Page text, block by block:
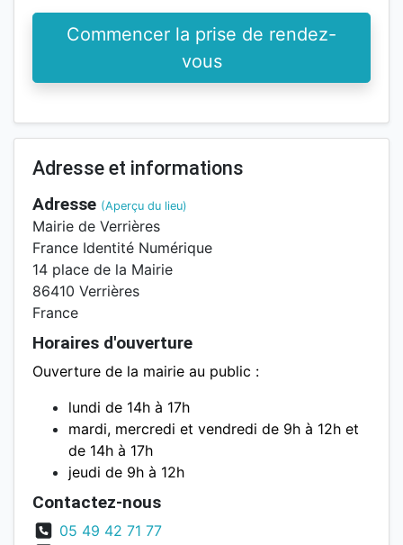
Commencer la prise de rendez-
vous
Adresse et informations
Adresse (Aperçu du lieu)
Mairie de Verrières
France Identité Numérique
14 place de la Mairie
86410 Verrières
France
Horaires d'ouverture
Ouverture de la mairie au public :
lundi de 14h à 17h
mardi, mercredi et vendredi de 9h à 12h et
de 14h à 17h
jeudi de 9h à 12h
Contactez-nous
05 49 42 71 77